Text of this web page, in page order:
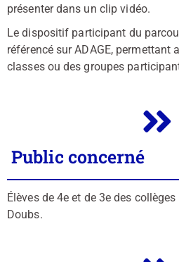
présenter dans un clip vidéo.
Le dispositif participant du
référencé sur ADAGE, permettant
classes ou des groupes
Public concerné
Élèves de 4e et de 3e des
Doubs.